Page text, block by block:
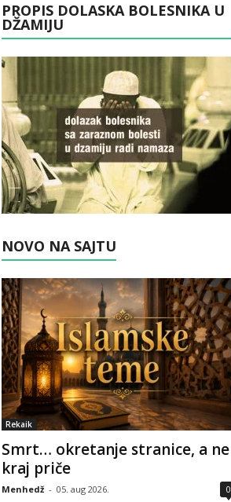
PROPIS DOLASKA BOLESNIKA U
DŽAMIJU
NOVO NA SAJTU
Rekaik
Smrt… okretanje stranice, a ne
kraj priče
Menhedž - 05. aug 2026. 0